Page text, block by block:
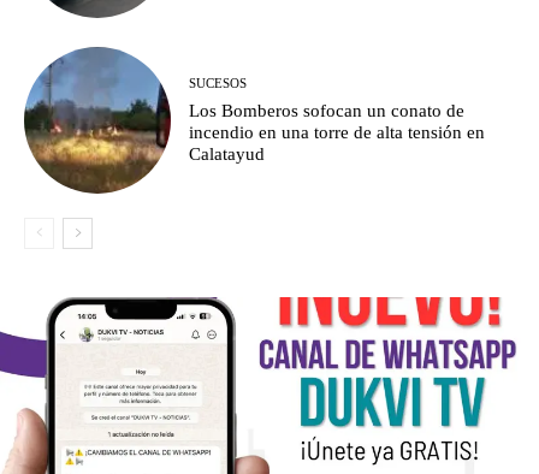
SUCESOS
Los Bomberos sofocan un conato de
incendio en una torre de alta tensión en
Calatayud